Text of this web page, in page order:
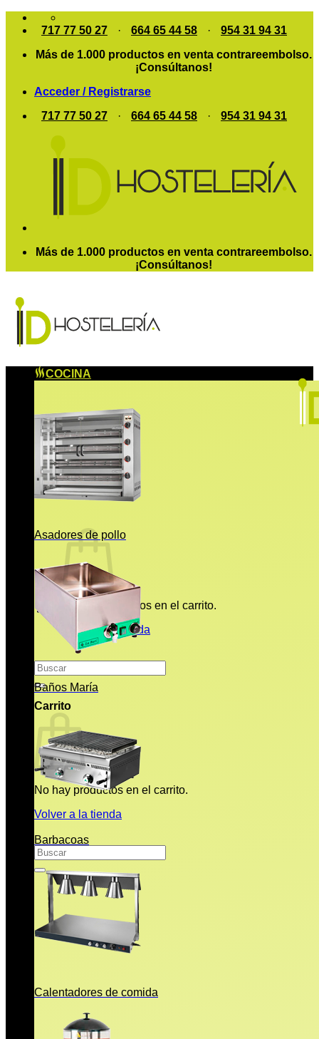
Saltar
717 77 50 27 · 664 65 44 58 ·
954 31 94 31
Más de 1.000 productos en venta contrareembolso.
¡Consúltanos!
Acceder / Registrarse
717 77 50 27
· 664 65 44 58 · 954 31 94 31
Más de 1.000 productos en venta contrareembolso.
¡Consúltanos!
No hay productos en el carrito.
Volver a la tienda
Buscar
por:
Carrito
No hay productos en el carrito.
Volver a la tienda
Buscar
por:
COCINA
Asadores de pollo
Baños María
Barbacoas
Calentadores de comida